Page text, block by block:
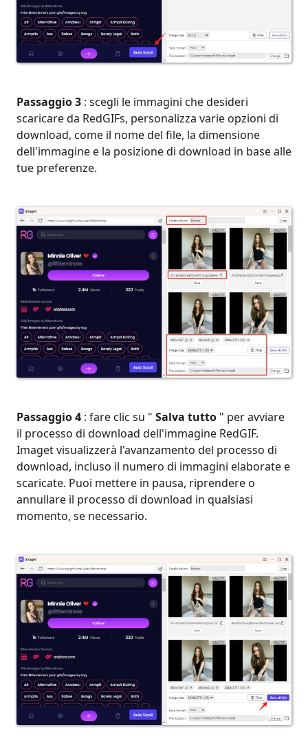
Passaggio 3 : scegli le immagini che desideri
scaricare da RedGIFs, personalizza varie opzioni di
download, come il nome del file, la dimensione
dell'immagine e la posizione di download in base alle
tue preferenze.
Passaggio 4 : fare clic su " Salva tutto " per avviare
il processo di download dell'immagine RedGIF.
Imaget visualizzerà l'avanzamento del processo di
download, incluso il numero di immagini elaborate e
scaricate. Puoi mettere in pausa, riprendere o
annullare il processo di download in qualsiasi
momento, se necessario.